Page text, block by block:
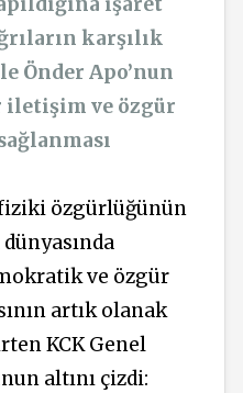
karşılık
Önder Apo’nun
iletişim ve özgür
özgürlüğünün
dünyasında
ve özgür
artık olanak
KCK Genel
altını çizdi: